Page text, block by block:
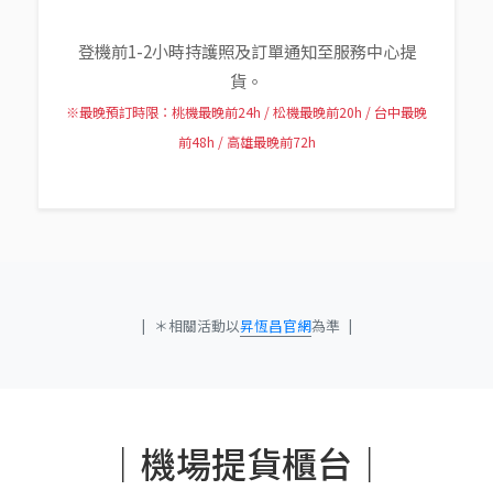
登機前1-2小時持護照及訂單通知至服務中心提
貨。
※最晚預訂時限：桃機最晚前24h / 松機最晚前20h / 台中最晚
前48h / 高雄最晚前72h
| ＊相關活動以昇恆昌官網為準 |
｜機場提貨櫃台｜